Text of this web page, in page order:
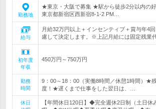
勤務地
★東京・大阪で募集 ★駅から徒歩2分以内の好
東京都新宿区西新宿8-1-2 PM…
給与
月給32万円以上＋インセンティブ＋賞与年4
慮して決定します。※上記月給には固定残業
初年度
年収
450万円～750万円
勤務
時間
9：00～18：00（実働8時間／休憩1時間）★
度！★遅くまで仕事をした翌日は、…
休日
【年間休日120日】◆完全週休2日制（土日